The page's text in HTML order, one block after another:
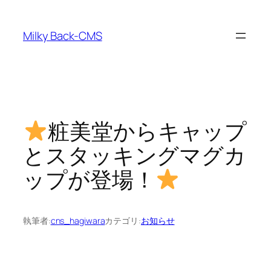
Milky Back-CMS
粧美堂からキャップ
とスタッキングマグカ
ップが登場！
執筆者:cns_hagiwaraカテゴリ:お知らせ